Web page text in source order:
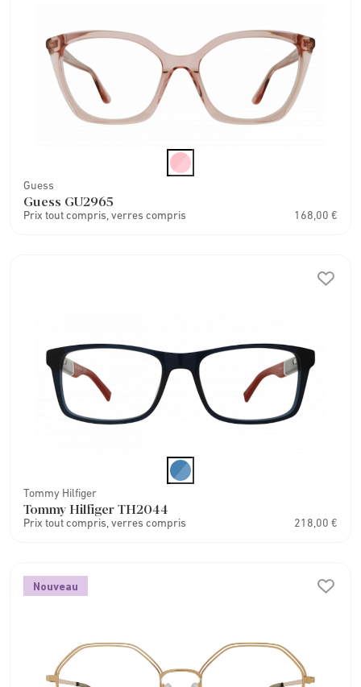
Guess
Guess GU2965
Prix tout compris, verres compris 168,00 €
Tommy Hilfiger
Tommy Hilfiger TH2044
Prix tout compris, verres compris 218,00 €
Nouveau